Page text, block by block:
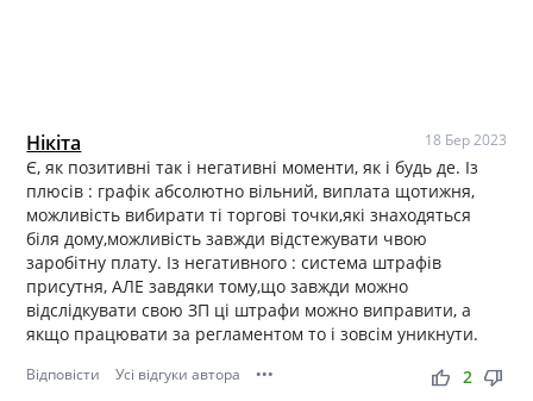
Нікіта 18 Бер 2023
Є, як позитивні так і негативні моменти, як і будь де. Із
плюсів : графік абсолютно вільний, виплата щотижня,
можливість вибирати ті торгові точки,які знаходяться
біля дому,можливість завжди відстежувати чвою
заробітну плату. Із негативного : система штрафів
присутня, АЛЕ завдяки тому,що завжди можно
відслідкувати свою ЗП ці штрафи можно виправити, а
якщо працювати за регламентом то і зовсім уникнути.
Відповісти Усі відгуки автора ••• thumb_up thumb_down
2